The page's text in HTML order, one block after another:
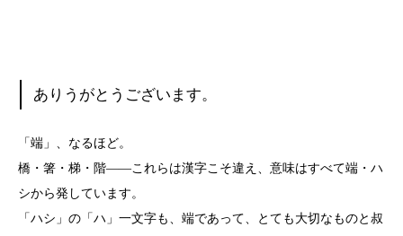
ありうがとうございます。
「端」、なるほど。
橋・箸・梯・階――これらは漢字こそ違え、意味はすべて端・ハ
シから発しています。
「ハシ」の「ハ」一文字も、端であって、とても大切なものと叔